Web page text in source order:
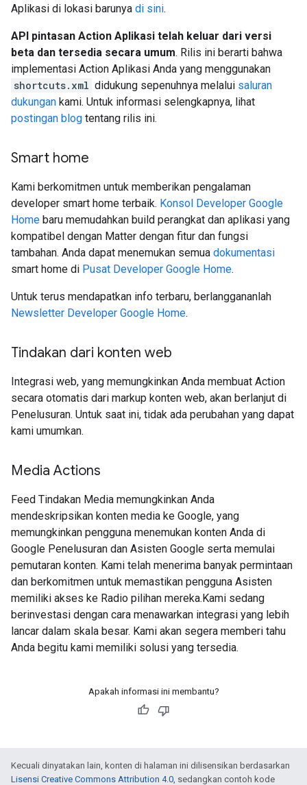
Aplikasi di lokasi barunya di sini.
API pintasan Action Aplikasi telah keluar dari versi
beta dan tersedia secara umum. Rilis ini berarti bahwa
implementasi Action Aplikasi Anda yang menggunakan
shortcuts.xml didukung sepenuhnya melalui saluran
dukungan kami. Untuk informasi selengkapnya, lihat
postingan blog tentang rilis ini.
Smart home
Kami berkomitmen untuk memberikan pengalaman
developer smart home terbaik. Konsol Developer Google
Home baru memudahkan build perangkat dan aplikasi yang
kompatibel dengan Matter dengan fitur dan fungsi
tambahan. Anda dapat menemukan semua dokumentasi
smart home di Pusat Developer Google Home.
Untuk terus mendapatkan info terbaru, berlanggananlah
Newsletter Developer Google Home.
Tindakan dari konten web
Integrasi web, yang memungkinkan Anda membuat Action
secara otomatis dari markup konten web, akan berlanjut di
Penelusuran. Untuk saat ini, tidak ada perubahan yang dapat
kami umumkan.
Media Actions
Feed Tindakan Media memungkinkan Anda
mendeskripsikan konten media ke Google, yang
memungkinkan pengguna menemukan konten Anda di
Google Penelusuran dan Asisten Google serta memulai
pemutaran konten. Kami telah menerima banyak permintaan
dan berkomitmen untuk memastikan pengguna Asisten
memiliki akses ke Radio pilihan mereka.Kami sedang
berinvestasi dengan cara menawarkan integrasi yang lebih
lancar dalam skala besar. Kami akan segera memberi tahu
Anda begitu kami memiliki solusi yang tersedia.
Apakah informasi ini membantu?
Kecuali dinyatakan lain, konten di halaman ini dilisensikan berdasarkan
Lisensi Creative Commons Attribution 4.0, sedangkan contoh kode